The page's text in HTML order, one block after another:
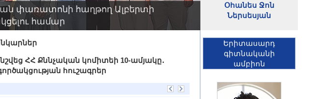
փառատոնի հաղթող Ալբերտի
համար
Օհանես Ջոն
Ներսեսյան
ՀՀ Քննչական կոմիտեի 10-ամյակը․
հուշագրեր
Երիտասարդ
գիտնականի
ամբիոն